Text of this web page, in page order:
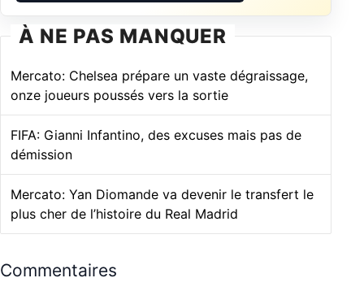
À NE PAS MANQUER
Mercato: Chelsea prépare un vaste dégraissage,
onze joueurs poussés vers la sortie
FIFA: Gianni Infantino, des excuses mais pas de
démission
Mercato: Yan Diomande va devenir le transfert le
plus cher de l’histoire du Real Madrid
Commentaires